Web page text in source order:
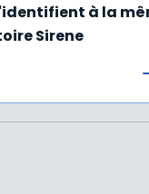
à la
Sirene